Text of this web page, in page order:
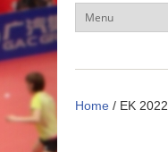
Home / EK 2022